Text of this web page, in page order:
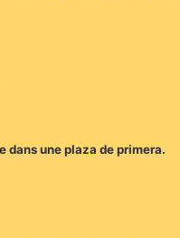
dans une plaza de primera.